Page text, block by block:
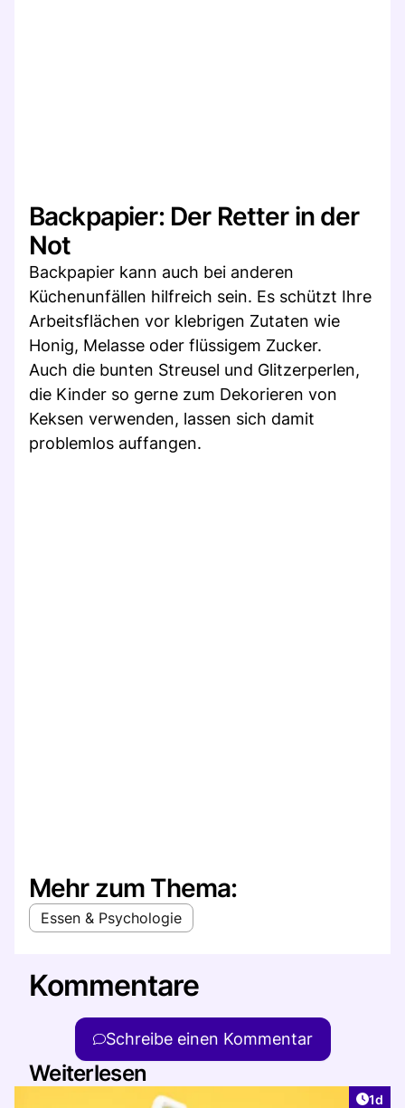
Backpapier: Der Retter in der
Not
Backpapier kann auch bei anderen
Küchenunfällen hilfreich sein. Es schützt Ihre
Arbeitsflächen vor klebrigen Zutaten wie
Honig, Melasse oder flüssigem Zucker.
Auch die bunten Streusel und Glitzerperlen,
die Kinder so gerne zum Dekorieren von
Keksen verwenden, lassen sich damit
problemlos auffangen.
Mehr zum Thema:
Essen & Psychologie
Kommentare
Schreibe einen Kommentar
Weiterlesen
1d